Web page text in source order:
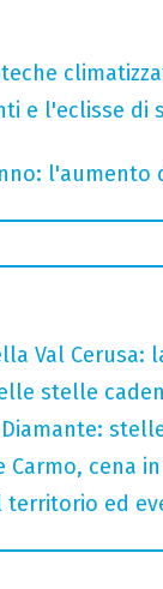
e l'eclisse
l'aumento
Val
stelle
Carmo, cena
territorio ed